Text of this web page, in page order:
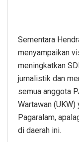
Sementara
menyampaikan
meningkatkan
jurnalistik dan
semua anggota
Wartawan
Pagaralam,
di daerah ini.